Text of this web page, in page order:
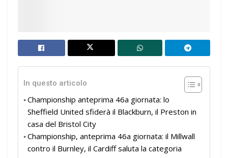
In questo articolo
Championship anteprima 46a giornata: lo
Sheffield United sfiderà il Blackburn, il Preston in
casa del Bristol City
Championship, anteprima 46a giornata: il Millwall
contro il Burnley, il Cardiff saluta la categoria